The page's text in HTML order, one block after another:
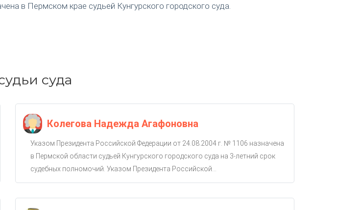
в Пермском крае судьей Кунгурского городского суда.
суда
Колегова Надежда Агафоновна
Указом Президента Российской Федерации от 24.08.2004 г. № 1106 назначена
в Пермской области судьей Кунгурского городского суда на 3-летний срок
судебных полномочий. Указом Президента Российской...